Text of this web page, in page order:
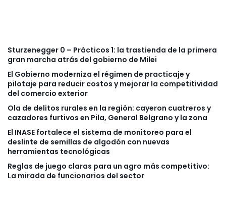
Sturzenegger 0 – Prácticos 1: la trastienda de la primera
gran marcha atrás del gobierno de Milei
El Gobierno moderniza el régimen de practicaje y
pilotaje para reducir costos y mejorar la competitividad
del comercio exterior
Ola de delitos rurales en la región: cayeron cuatreros y
cazadores furtivos en Pila, General Belgrano y la zona
El INASE fortalece el sistema de monitoreo para el
deslinte de semillas de algodón con nuevas
herramientas tecnológicas
Reglas de juego claras para un agro más competitivo:
La mirada de funcionarios del sector